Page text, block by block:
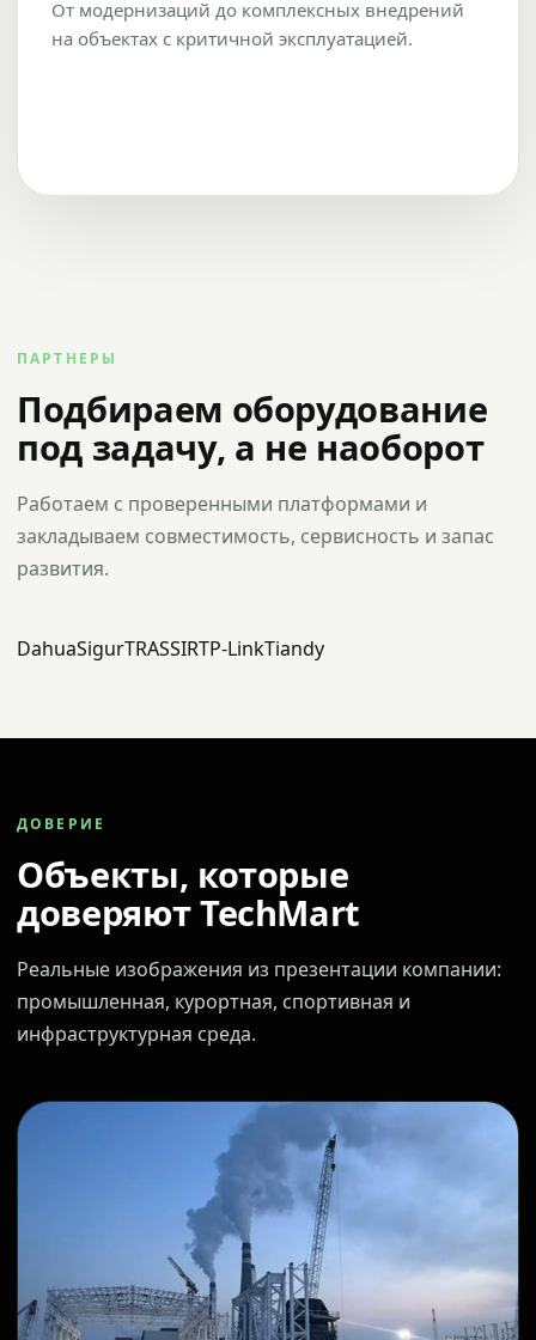
От модернизаций до комплексных внедрений
на объектах с критичной эксплуатацией.
ПАРТНЕРЫ
Подбираем оборудование
под задачу, а не наоборот
Работаем с проверенными платформами и
закладываем совместимость, сервисность и запас
развития.
DahuaSigurTRASSIRTP-LinkTiandy
ДОВЕРИЕ
Объекты, которые
доверяют TechMart
Реальные изображения из презентации компании:
промышленная, курортная, спортивная и
инфраструктурная среда.